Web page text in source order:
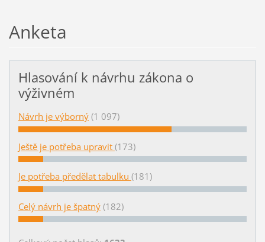
Anketa
Hlasování k návrhu zákona o
výživném
Návrh je výborný (1 097)
Ještě je potřeba upravit (173)
Je potřeba předělat tabulku (181)
Celý návrh je špatný (182)